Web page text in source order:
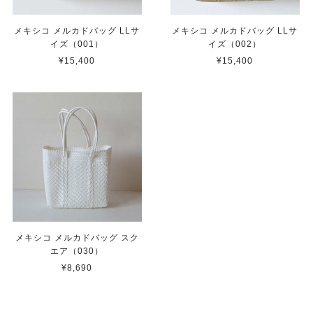
メキシコ メルカドバッグ LLサ
イズ（001）
¥15,400
メキシコ メルカドバッグ LLサ
イズ（002）
¥15,400
メキシコ メルカドバッグ スク
エア（030）
¥8,690